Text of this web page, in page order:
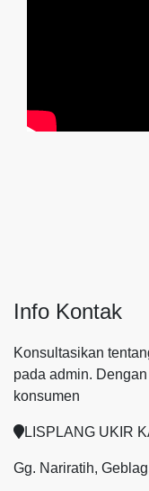
Info Kontak
Konsultasikan
pada admin.
konsumen
LISPLANG UKIR
Gg. Nariratih,